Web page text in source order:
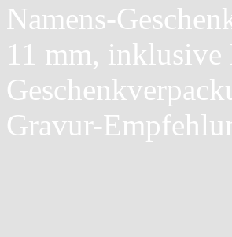
Namens-
11 mm,
Gravur-